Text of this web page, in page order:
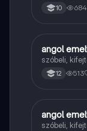
10 684
Angol
angol
szóbeli,
12 513
Angol
angol
szóbeli,